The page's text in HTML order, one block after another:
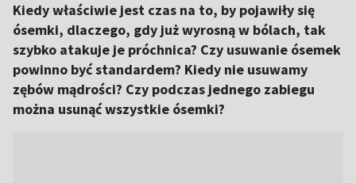
Kiedy właściwie jest czas na to, by pojawiły się
ósemki, dlaczego, gdy już wyrosną w bólach, tak
szybko atakuje je próchnica? Czy usuwanie ósemek
powinno być standardem? Kiedy nie usuwamy
zębów mądrości? Czy podczas jednego zabiegu
można usunąć wszystkie ósemki?